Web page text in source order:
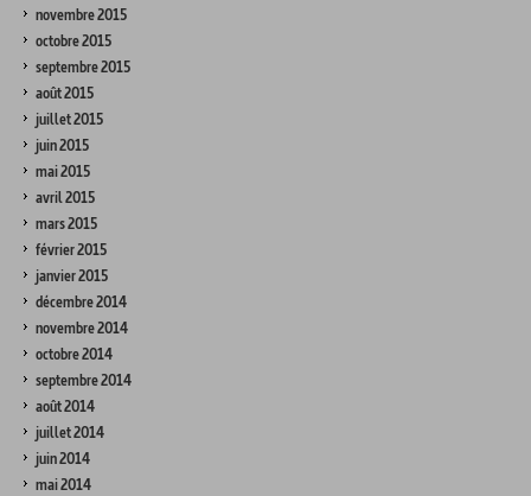
novembre 2015
octobre 2015
septembre 2015
août 2015
juillet 2015
juin 2015
mai 2015
avril 2015
mars 2015
février 2015
janvier 2015
décembre 2014
novembre 2014
octobre 2014
septembre 2014
août 2014
juillet 2014
juin 2014
mai 2014